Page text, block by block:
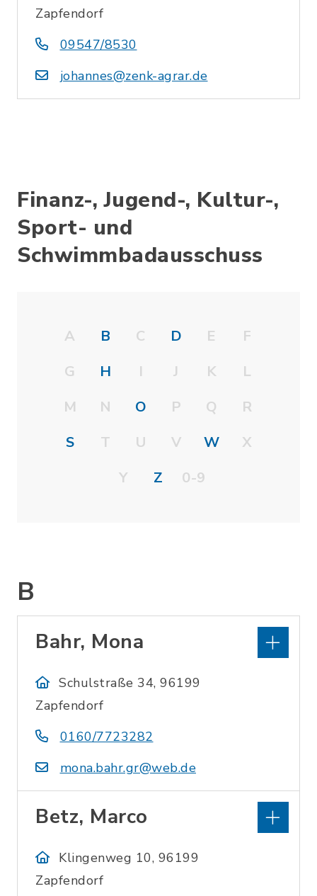
Zapfendorf
09547/8530
johannes@zenk-agrar.de
Finanz-, Jugend-, Kultur-,
Sport- und
Schwimmbadausschuss
A B C D E
F
G
H I J K
L
M
N O P Q
R
S
T U V W
X
Y
Z 0-9
B
Bahr, Mona
Schulstraße 34, 96199
Zapfendorf
0160/7723282
mona.bahr.gr@web.de
Betz, Marco
Klingenweg 10, 96199
Zapfendorf